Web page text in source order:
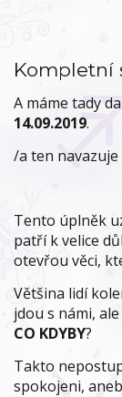
Kompletní
A máme tady
14.09.2019.
/a ten
Tento úplněk
patří k velice
otevřou věci,
Většina lidí
jdou s námi,
CO KDYBY?
Takto
spokojeni,